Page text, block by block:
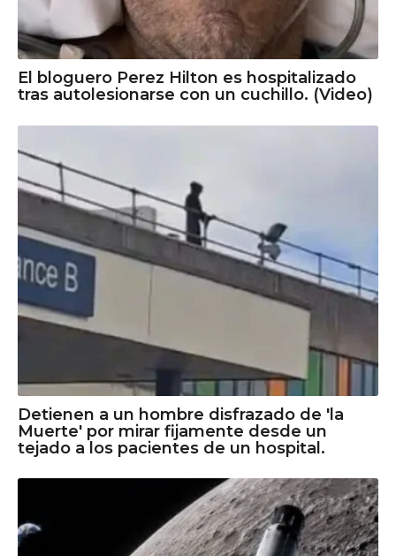
El bloguero Perez Hilton es hospitalizado
tras autolesionarse con un cuchillo. (Video)
Detienen a un hombre disfrazado de 'la
Muerte' por mirar fijamente desde un
tejado a los pacientes de un hospital.